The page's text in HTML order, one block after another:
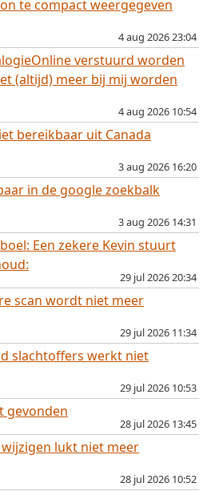
te compact weergegeven
4 aug 2026 23:04
verstuurd worden
(altijd) meer bij mij worden
4 aug 2026 10:54
bereikbaar uit Canada
3 aug 2026 16:20
in de google zoekbalk
3 aug 2026 14:31
Een zekere Kevin stuurt
29 jul 2026 20:34
scan wordt niet meer
29 jul 2026 11:34
slachtoffers werkt niet
29 jul 2026 10:53
gevonden
28 jul 2026 13:45
lukt niet meer
28 jul 2026 10:52